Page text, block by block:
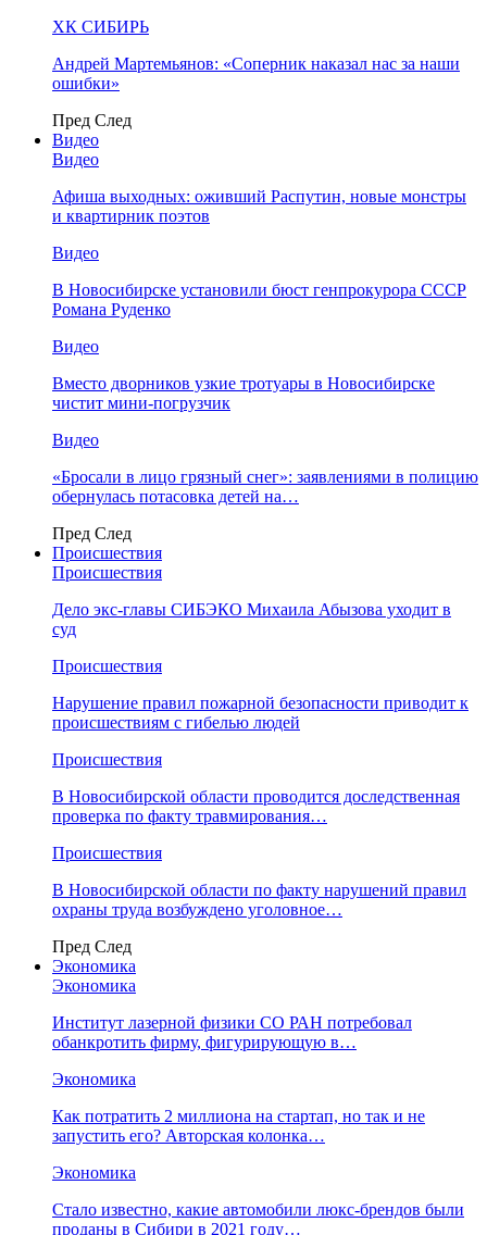
ХК СИБИРЬ
Андрей Мартемьянов: «Соперник наказал нас за наши
ошибки»
Пред След
Видео
Видео
Афиша выходных: оживший Распутин, новые монстры
и квартирник поэтов
Видео
В Новосибирске установили бюст генпрокурора СССР
Романа Руденко
Видео
Вместо дворников узкие тротуары в Новосибирске
чистит мини-погрузчик
Видео
«Бросали в лицо грязный снег»: заявлениями в полицию
обернулась потасовка детей на…
Пред След
Происшествия
Происшествия
Дело экс-главы СИБЭКО Михаила Абызова уходит в
суд
Происшествия
Нарушение правил пожарной безопасности приводит к
происшествиям с гибелью людей
Происшествия
В Новосибирской области проводится доследственная
проверка по факту травмирования…
Происшествия
В Новосибирской области по факту нарушений правил
охраны труда возбуждено уголовное…
Пред След
Экономика
Экономика
Институт лазерной физики СО РАН потребовал
обанкротить фирму, фигурирующую в…
Экономика
Как потратить 2 миллиона на стартап, но так и не
запустить его? Авторская колонка…
Экономика
Стало известно, какие автомобили люкс-брендов были
проданы в Сибири в 2021 году…